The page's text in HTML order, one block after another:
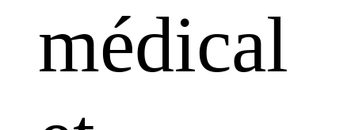
médical